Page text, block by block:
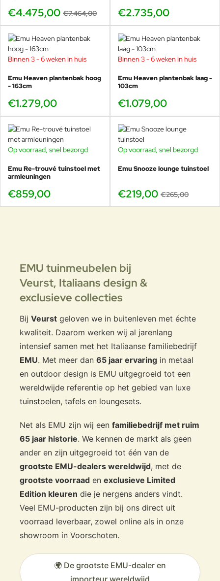
€4.475,00 €7.464,00 €2.735,00
Binnen 3 - 6 weken in huis
Emu Heaven plantenbak hoog
- 163cm
€1.279,00
Binnen 3 - 6 weken in huis
Emu Heaven plantenbak laag -
103cm
€1.079,00
Op voorraad, snel bezorgd
Emu Re-trouvé tuinstoel met
armleuningen
€859,00
-17%
Op voorraad, snel bezorgd
Emu Snooze lounge tuinstoel
€219,00 €265,00
EMU tuinmeubelen bij
Veurst, Italiaans design &
exclusieve collecties
Bij Veurst geloven we in buitenleven met échte
kwaliteit. Daarom werken wij al jarenlang
intensief samen met het Italiaanse familiebedrijf
EMU. Met meer dan 65 jaar ervaring in metaal
en outdoor design is EMU uitgegroeid tot een
wereldwijde referentie op het gebied van luxe
tuinstoelen, tafels en loungesets.
Net als EMU zijn wij een familiebedrijf met ruim
65 jaar historie. We kennen de markt als geen
ander en zijn uitgegroeid tot één van de
grootste EMU-dealers wereldwijd, met de
grootste voorraad en exclusieve Limited
Edition kleuren die je nergens anders vindt.
Veel EMU-producten zijn bij ons direct uit
voorraad leverbaar, zowel online als in onze
showroom in Voorschoten.
🌍 De grootste EMU-dealer en
importeur wereldwijd